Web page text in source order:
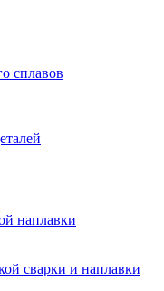
сплавов
наплавки
сварки и наплавки